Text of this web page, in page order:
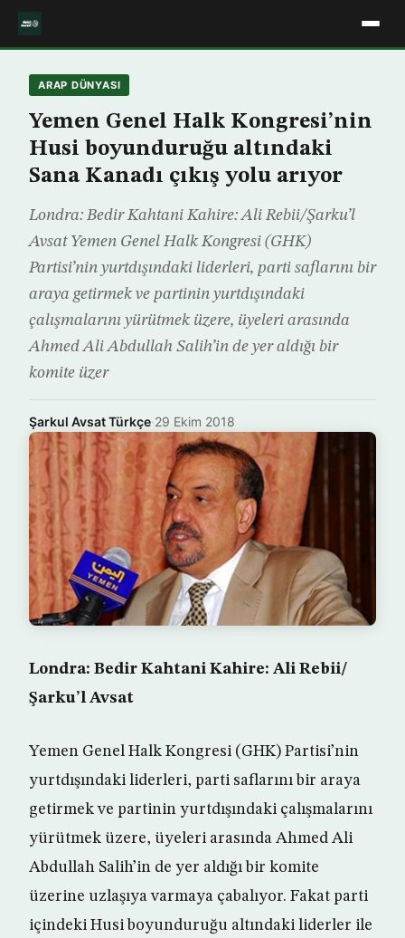
ARAP DÜNYASI
Yemen Genel Halk Kongresi’nin
Husi boyunduruğu altındaki
Sana Kanadı çıkış yolu arıyor
Londra: Bedir Kahtani Kahire: Ali Rebii/Şarku’l
Avsat Yemen Genel Halk Kongresi (GHK)
Partisi’nin yurtdışındaki liderleri, parti saflarını bir
araya getirmek ve partinin yurtdışındaki
çalışmalarını yürütmek üzere, üyeleri arasında
Ahmed Ali Abdullah Salih’in de yer aldığı bir
komite üzer
Şarkul Avsat Türkçe·29 Ekim 2018
Londra: Bedir Kahtani Kahire: Ali Rebii/
Şarku’l Avsat
Yemen Genel Halk Kongresi (GHK) Partisi’nin
yurtdışındaki liderleri, parti saflarını bir araya
getirmek ve partinin yurtdışındaki çalışmalarını
yürütmek üzere, üyeleri arasında Ahmed Ali
Abdullah Salih’in de yer aldığı bir komite
üzerine uzlaşıya varmaya çabalıyor. Fakat parti
içindeki Husi boyunduruğu altındaki liderler ile